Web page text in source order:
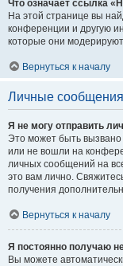
Что означает ссылка
На этой странице вы
конференции и другую
которые они
Вернуться к началу
Личные сообщения
Я не могу отправить
Это может быть
или не вошли на
личных сообщений на
это вам лично.
получения
Вернуться к началу
Я постоянно получаю
Вы можете